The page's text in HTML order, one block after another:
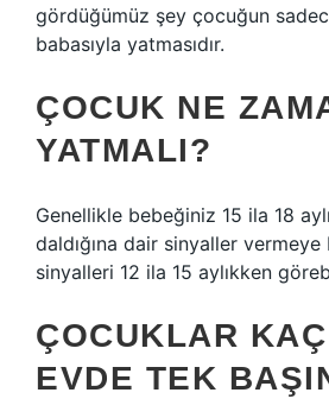
gördüğümüz şey çocuğun
babasıyla yatmasıdır.
ÇOCUK NE
YATMALI?
Genellikle bebeğiniz 15 ila 18
daldığına dair sinyaller vermeye
sinyalleri 12 ila 15 aylıkken
ÇOCUKLAR
EVDE TEK